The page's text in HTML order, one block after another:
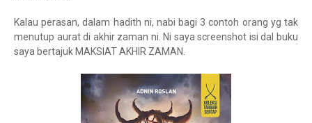
Kalau perasan, dalam hadith ni, nabi bagi 3 contoh orang yg tak
menutup aurat di akhir zaman ni. Ni saya screenshot isi dal buku
saya bertajuk MAKSIAT AKHIR ZAMAN.